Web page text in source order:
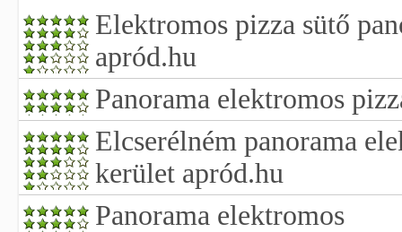
Elektromos pizza sütő
apród.hu
Panorama elektromos
Elcserélném panorama
kerület apród.hu
Panorama elektromos